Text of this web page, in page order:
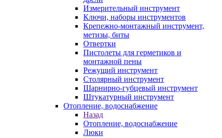
Измерительный инструмент
Ключи, наборы инструментов
Крепежно-монтажный инструмент,
метизы, биты
Отвертки
Пистолеты для герметиков и
монтажной пены
Режущий инструмент
Столярный инструмент
Шарнирно-губцевый инструмент
Штукатурный инструмент
Отопление, водоснабжение
Назад
Отопление, водоснабжение
Люки